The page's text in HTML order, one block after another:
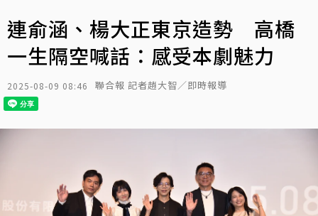
連俞涵、楊大正東京造勢 高橋
一生隔空喊話：感受本劇魅力
2025-08-09 08:46 聯合報 記者趙大智／即時報導